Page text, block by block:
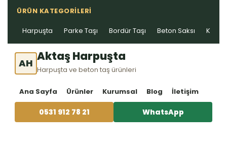
ÜRÜN KATEGORILERI
Harpuşta Parke Taşı Bordür Taşı Beton Saksı Kablo
AH Aktaş Harpuşta
Harpuşta ve beton taş ürünleri
Ana Sayfa Ürünler Kurumsal Blog İletişim
0531 912 78 21 WhatsApp